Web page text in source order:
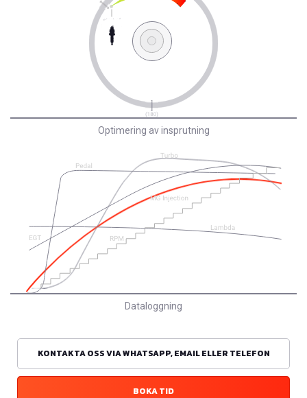
Optimering av insprutning
Dataloggning
KONTAKTA OSS VIA WHATSAPP, EMAIL ELLER TELEFON
BOKA TID